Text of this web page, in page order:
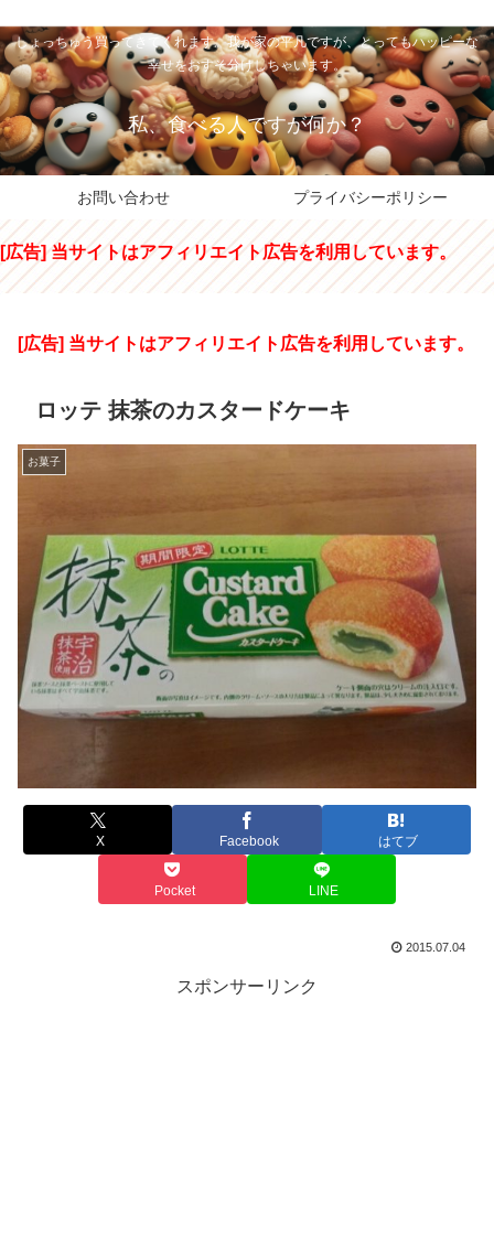
しょっちゅう買ってきてくれます。我が家の平凡ですが、とってもハッピーな
幸せをおすそ分けしちゃいます。
私、食べる人ですが何か？
お問い合わせ プライバシーポリシー
[広告] 当サイトはアフィリエイト広告を利用しています。
[広告] 当サイトはアフィリエイト広告を利用しています。
ロッテ 抹茶のカスタードケーキ
お菓子
X Facebook はてブ
Pocket LINE
2015.07.04
スポンサーリンク